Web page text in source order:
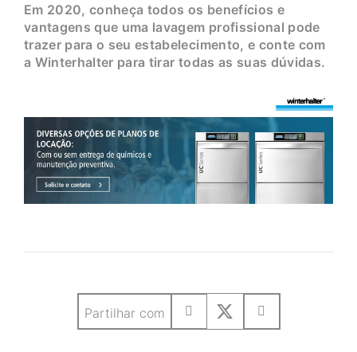
Em 2020, conheça todos os benefícios e
vantagens que uma lavagem profissional pode
trazer para o seu estabelecimento, e conte com
a Winterhalter para tirar todas as suas dúvidas.
Partilhar com